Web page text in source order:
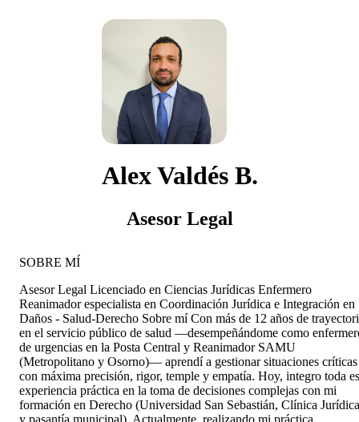
Alex Valdés B.
Asesor Legal
SOBRE MÍ
Asesor Legal Licenciado en Ciencias Jurídicas Enfermero
Reanimador especialista en Coordinación Jurídica e Integración en
Daños - Salud-Derecho Sobre mí Con más de 12 años de
en el servicio público de salud —desempeñándome como
de urgencias en la Posta Central y Reanimador SAMU
(Metropolitano y Osorno)— aprendí a gestionar situaciones críticas
con máxima precisión, rigor, temple y empatía. Hoy, integro toda
experiencia práctica en la toma de decisiones complejas con mi
formación en Derecho (Universidad San Sebastián, Clínica Jurídica
y pasantía municipal). Actualmente, realizando mi práctica